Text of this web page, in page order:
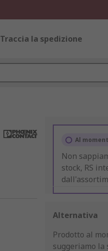
Traccia la spedizione
Al
Non
stock, RS
Alternativa
Prodotto al
suggeriamo la